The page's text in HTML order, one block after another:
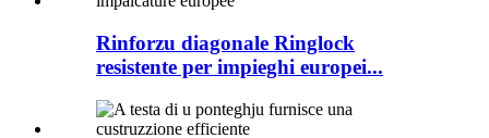
Rinforzu diagonale Ringlock
resistente per impieghi europei...